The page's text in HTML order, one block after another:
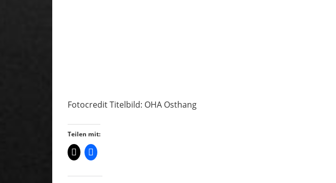
Fotocredit Titelbild: OHA Osthang
Teilen mit: